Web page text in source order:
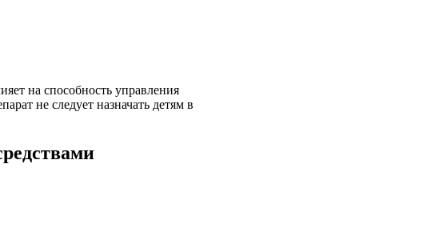
на способность управления
не следует назначать детям в